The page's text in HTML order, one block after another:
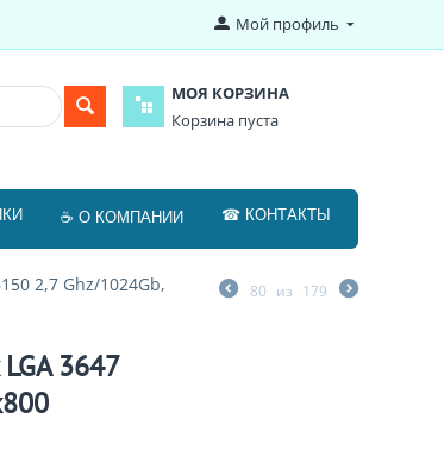
Мой профиль
МОЯ КОРЗИНА
Корзина пуста
☕ О КОМПАНИИ ☎ КОНТАКТЫ
2,7 Ghz/1024Gb,
80 из 179
3647